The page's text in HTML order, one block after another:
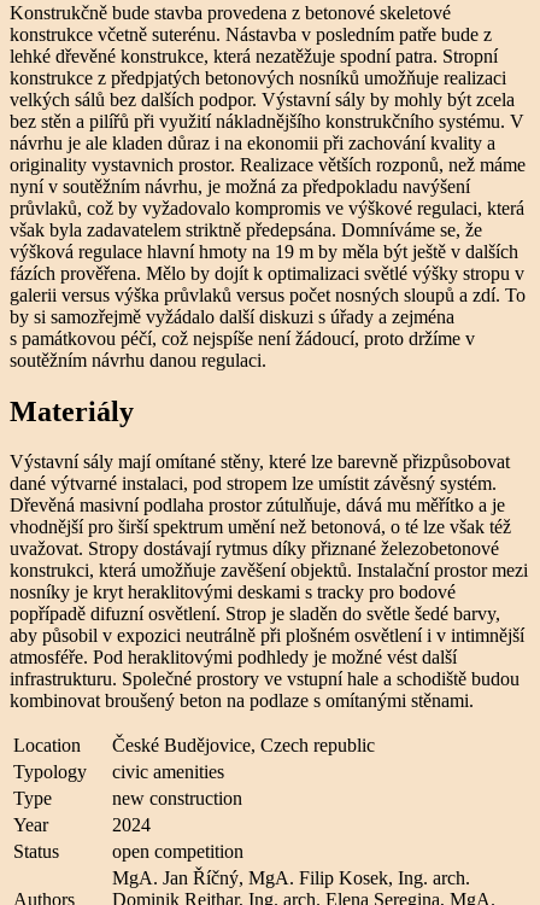
Konstrukčně bude stavba provedena z betonové skeletové
konstrukce včetně suterénu. Nástavba v posledním patře bude z
lehké dřevěné konstrukce, která nezatěžuje spodní patra. Stropní
konstrukce z předpjatých betonových nosníků umožňuje realizaci
velkých sálů bez dalších podpor. Výstavní sály by mohly být zcela
bez stěn a pilířů při využití nákladnějšího konstrukčního systému. V
návrhu je ale kladen důraz i na ekonomii při zachování kvality a
originality vystavnich prostor. Realizace větších rozponů, než máme
nyní v soutěžním návrhu, je možná za předpokladu navýšení
průvlaků, což by vyžadovalo kompromis ve výškové regulaci, která
však byla zadavatelem striktně předepsána. Domníváme se, že
výšková regulace hlavní hmoty na 19 m by měla být ještě v dalších
fázích prověřena. Mělo by dojít k optimalizaci světlé výšky stropu v
galerii versus výška průvlaků versus počet nosných sloupů a zdí. To
by si samozřejmě vyžádalo další diskuzi s úřady a zejména
s památkovou péčí, což nejspíše není žádoucí, proto držíme v
soutěžním návrhu danou regulaci.
Materiály
Výstavní sály mají omítané stěny, které lze barevně přizpůsobovat
dané výtvarné instalaci, pod stropem lze umístit závěsný systém.
Dřevěná masivní podlaha prostor zútulňuje, dává mu měřítko a je
vhodnější pro širší spektrum umění než betonová, o té lze však též
uvažovat. Stropy dostávají rytmus díky přiznané železobetonové
konstrukci, která umožňuje zavěšení objektů. Instalační prostor mezi
nosníky je kryt heraklitovými deskami s tracky pro bodové
popřípadě difuzní osvětlení. Strop je sladěn do světle šedé barvy,
aby působil v expozici neutrálně při plošném osvětlení i v intimnější
atmosféře. Pod heraklitovými podhledy je možné vést další
infrastrukturu. Společné prostory ve vstupní hale a schodiště budou
kombinovat broušený beton na podlaze s omítanými stěnami.
Location
České Budějovice, Czech republic
Typology
civic amenities
Type
new construction
Year
2024
Status
open competition
Authors
MgA. Jan Říčný, MgA. Filip Kosek, Ing. arch.
Dominik Rejthar, Ing. arch. Elena Seregina, MgA.